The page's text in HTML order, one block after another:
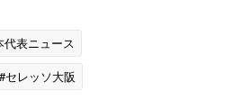
代表ニュース
#セレッソ大阪